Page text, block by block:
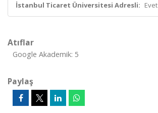
İstanbul Ticaret Üniversitesi Adresli: Evet
Atıflar
Google Akademik: 5
Paylaş